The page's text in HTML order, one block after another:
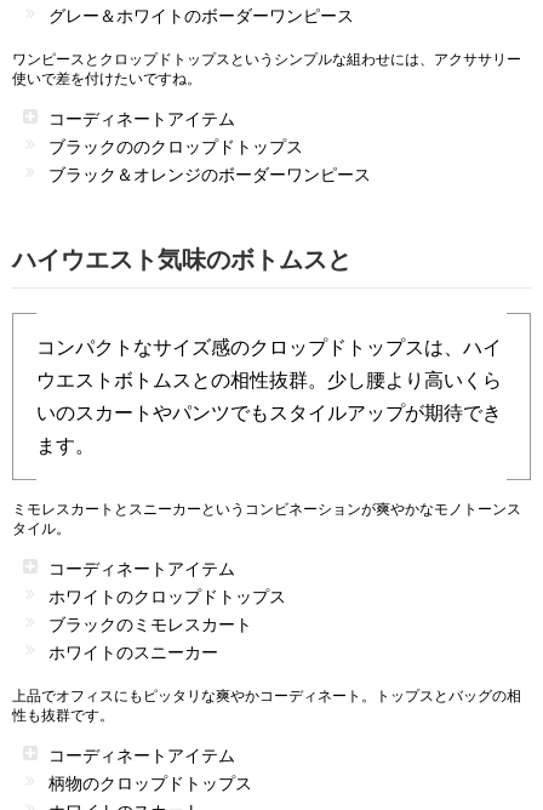
グレー＆ホワイトのボーダーワンピース
ワンピースとクロップドトップスというシンプルな組わせには、アクササリー
使いで差を付けたいですね。
コーディネートアイテム
ブラックののクロップドトップス
ブラック＆オレンジのボーダーワンピース
ハイウエスト気味のボトムスと
コンパクトなサイズ感のクロップドトップスは、ハイ
ウエストボトムスとの相性抜群。少し腰より高いくら
いのスカートやパンツでもスタイルアップが期待でき
ます。
ミモレスカートとスニーカーというコンビネーションが爽やかなモノトーンス
タイル。
コーディネートアイテム
ホワイトのクロップドトップス
ブラックのミモレスカート
ホワイトのスニーカー
上品でオフィスにもピッタリな爽やかコーディネート。トップスとバッグの相
性も抜群です。
コーディネートアイテム
柄物のクロップドトップス